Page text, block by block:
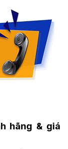
hãng & giá